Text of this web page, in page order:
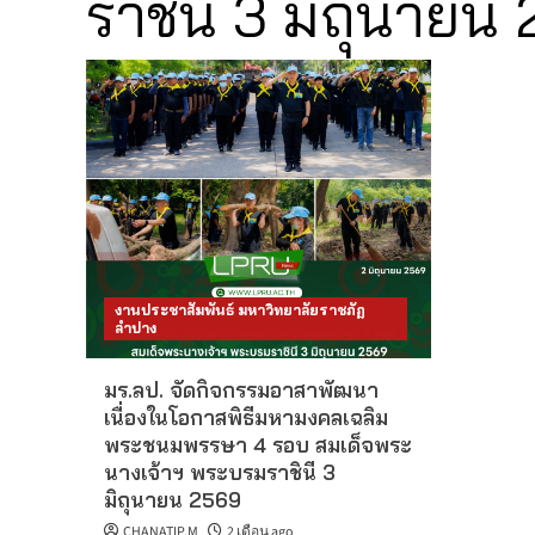
งานประชาสัมพันธ์ มหาวิทยาลัยราชภัฏ
ลำปาง
มร.ลป. จัดกิจกรรมอาสาพัฒนา
เนื่องในโอกาสพิธีมหามงคลเฉลิม
พระชนมพรรษา 4 รอบ สมเด็จพระ
นางเจ้าฯ พระบรมราชินี 3
มิถุนายน 2569